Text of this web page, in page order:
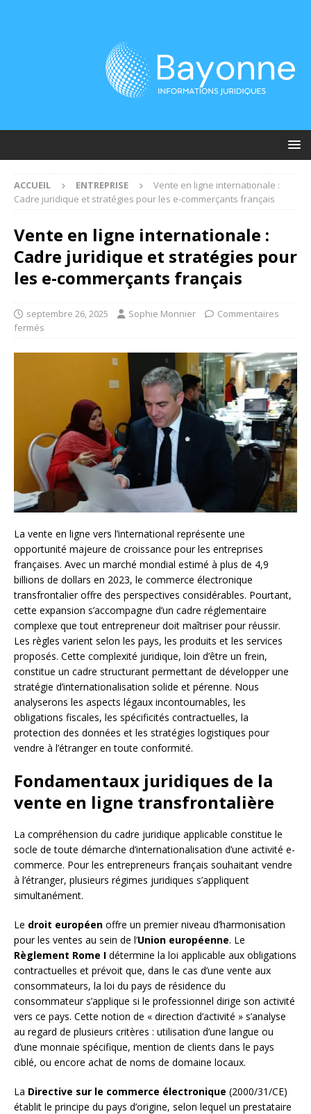
ACCUEIL ENTREPRISE
Vente en ligne internationale :
Cadre juridique et stratégies pour les e-commerçants français
Vente en ligne internationale :
Cadre juridique et stratégies pour
les e-commerçants français
septembre 26, 2025 Sophie Monnier
Commentaires
fermés
La vente en ligne vers l’international représente une
opportunité majeure de croissance pour les entreprises
françaises. Avec un marché mondial estimé à plus de 4,9
billions de dollars en 2023, le commerce électronique
transfrontalier offre des perspectives considérables. Pourtant,
cette expansion s’accompagne d’un cadre réglementaire
complexe que tout entrepreneur doit maîtriser pour réussir.
Les règles varient selon les pays, les produits et les services
proposés. Cette complexité juridique, loin d’être un frein,
constitue un cadre structurant permettant de développer une
stratégie d’internationalisation solide et pérenne. Nous
analyserons les aspects légaux incontournables, les
obligations fiscales, les spécificités contractuelles, la
protection des données et les stratégies logistiques pour
vendre à l’étranger en toute conformité.
Fondamentaux juridiques de la
vente en ligne transfrontalière
La compréhension du cadre juridique applicable constitue le
socle de toute démarche d’internationalisation d’une activité e-
commerce. Pour les entrepreneurs français souhaitant vendre
à l’étranger, plusieurs régimes juridiques s’appliquent
simultanément.
Le droit européen offre un premier niveau d’harmonisation
pour les ventes au sein de l’Union européenne. Le
Règlement Rome I détermine la loi applicable aux obligations
contractuelles et prévoit que, dans le cas d’une vente aux
consommateurs, la loi du pays de résidence du
consommateur s’applique si le professionnel dirige son activité
vers ce pays. Cette notion de « direction d’activité » s’analyse
au regard de plusieurs critères : utilisation d’une langue ou
d’une monnaie spécifique, mention de clients dans le pays
ciblé, ou encore achat de noms de domaine locaux.
La Directive sur le commerce électronique (2000/31/CE)
établit le principe du pays d’origine, selon lequel un prestataire